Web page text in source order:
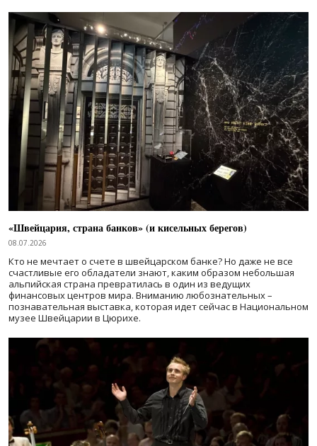
«Швейцария, страна банков» (и кисельных берегов)
08.07.2026
Кто не мечтает о счете в швейцарском банке? Но даже не все
счастливые его обладатели знают, каким образом небольшая
альпийская страна превратилась в один из ведущих
финансовых центров мира. Вниманию любознательных –
познавательная выставка, которая идет сейчас в Национальном
музее Швейцарии в Цюрихе.